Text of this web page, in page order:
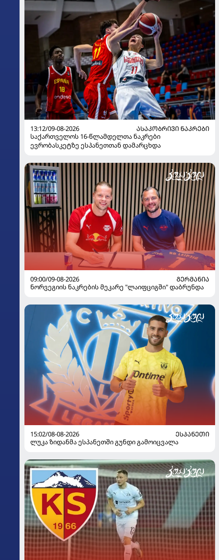
13:12/09-08-2026
ᲐᲡᲐᲙᲝᲑᲠᲘᲕᲘ ᲜᲐᲙᲠᲔᲑᲘ
საქართველოს 16-წლამდელთა ნაკრები
ევრობასკეტზე ესპანეთთან დამარცხდა
09:00/09-08-2026
ᲒᲔᲠᲛᲐᲜᲘᲐ
ნორვეგიის ნაკრების მეკარე "ლაიფციგში" დაბრუნდა
15:02/08-08-2026
ᲔᲡᲞᲐᲜᲔᲗᲘ
ლუკა ზიდანმა ესპანეთში გუნდი გამოიცვალა